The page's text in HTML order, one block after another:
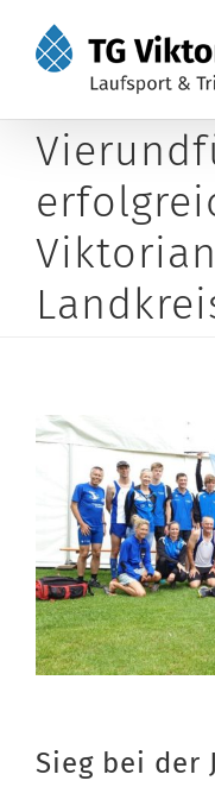
Inhalt
springen
Sieg bei der